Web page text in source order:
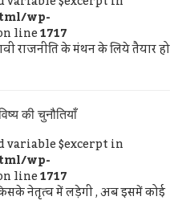
wp-
line1717
राजनीति के मंथन के लिये तैयार हो
की चुनौतियाँ
variable $excerpt in
wp-
line1717
नेतृत्व में लड़ेगी , अब इसमें कोई